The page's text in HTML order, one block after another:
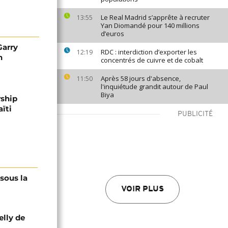
13:55
Le Real Madrid s’apprête à recruter
Yan Diomandé pour 140 millions
d’euros
12:19
RDC : interdiction d’exporter les
concentrés de cuivre et de cobalt
11:50
Après 58 jours d'absence,
l'inquiétude grandit autour de Paul
Biya
PUBLICITÉ
VOIR PLUS
la
de